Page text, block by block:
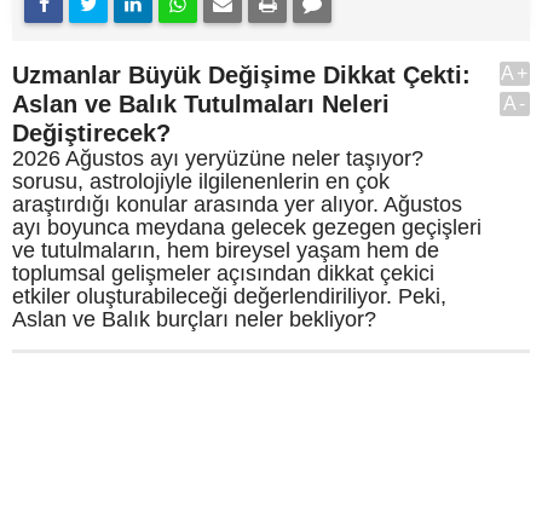
Uzmanlar Büyük Değişime Dikkat Çekti:
Aslan ve Balık Tutulmaları Neleri
Değiştirecek?
2026 Ağustos ayı yeryüzüne neler taşıyor?
sorusu, astrolojiyle ilgilenenlerin en çok
araştırdığı konular arasında yer alıyor. Ağustos
ayı boyunca meydana gelecek gezegen geçişleri
ve tutulmaların, hem bireysel yaşam hem de
toplumsal gelişmeler açısından dikkat çekici
etkiler oluşturabileceği değerlendiriliyor. Peki,
Aslan ve Balık burçları neler bekliyor?
A+
A-